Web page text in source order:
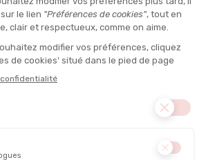
4 pour une lecture parfaite du terrain
zones d'ombre. Sur le GR20, le verre
25 secondes lors de l'entrée dans les
idéal pour les randonneurs qui refusent
en plein effort.
et sature les couleurs pour identifier
de texture du sol. En conditions
sur granit, la vision reste nette et sans
6 heures de marche. Recommandé pour